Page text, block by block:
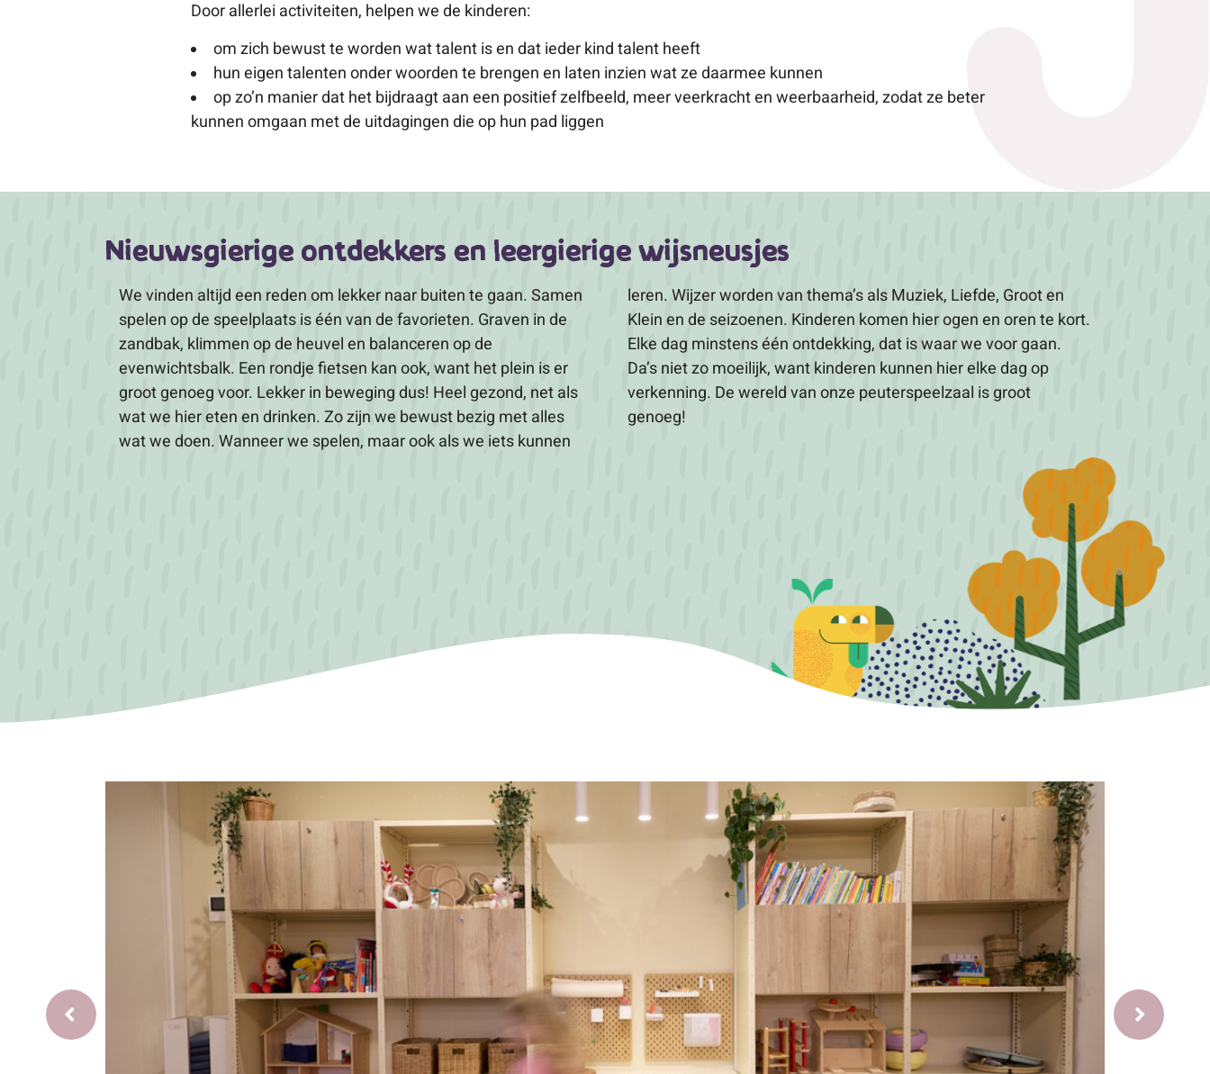
Door allerlei activiteiten, helpen we de kinderen:
om zich bewust te worden wat talent is en dat ieder kind talent heeft
hun eigen talenten onder woorden te brengen en laten inzien wat ze daarmee kunnen
op zo’n manier dat het bijdraagt aan een positief zelfbeeld, meer veerkracht en weerbaarheid, zodat ze beter
kunnen omgaan met de uitdagingen die op hun pad liggen
Nieuwsgierige ontdekkers en leergierige wijsneusjes
We vinden altijd een reden om lekker naar buiten te gaan. Samen
spelen op de speelplaats is één van de favorieten. Graven in de
zandbak, klimmen op de heuvel en balanceren op de
evenwichtsbalk. Een rondje fietsen kan ook, want het plein is er
groot genoeg voor. Lekker in beweging dus! Heel gezond, net als
wat we hier eten en drinken. Zo zijn we bewust bezig met alles
wat we doen. Wanneer we spelen, maar ook als we iets kunnen
leren. Wijzer worden van thema’s als Muziek, Liefde, Groot en
Klein en de seizoenen. Kinderen komen hier ogen en oren te kort.
Elke dag minstens één ontdekking, dat is waar we voor gaan.
Da’s niet zo moeilijk, want kinderen kunnen hier elke dag op
verkenning. De wereld van onze peuterspeelzaal is groot
genoeg!